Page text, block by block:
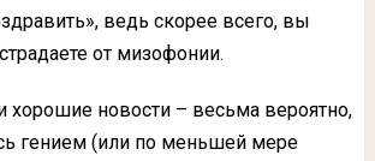
ведь скорее всего, вы
от мизофонии.
хорошие новости – весьма вероятно,
гением (или по меньшей мере